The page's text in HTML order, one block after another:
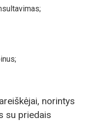
norintys
su priedais